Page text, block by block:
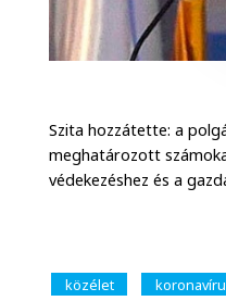
Szita hozzátette: a
meghatározott
védekezéshez és a
közélet